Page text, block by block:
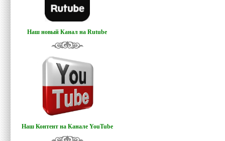
Наш новый Канал на Rutube
Наш Контент на Канале YouTube